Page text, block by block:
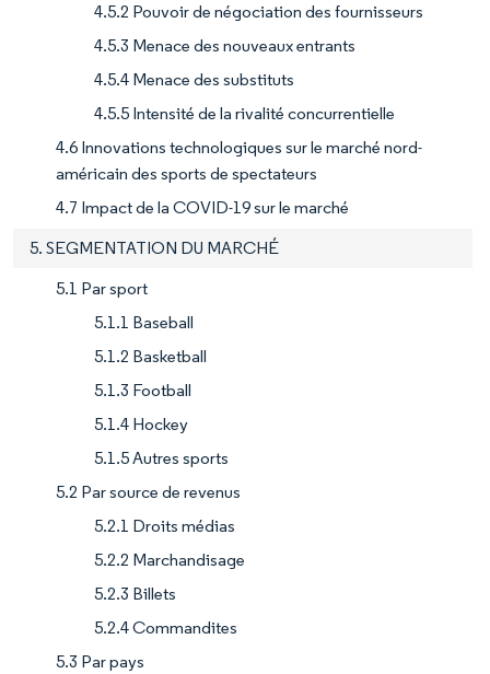
4.5.2 Pouvoir de négociation des fournisseurs
4.5.3 Menace des nouveaux entrants
4.5.4 Menace des substituts
4.5.5 Intensité de la rivalité concurrentielle
4.6 Innovations technologiques sur le marché nord-
américain des sports de spectateurs
4.7 Impact de la COVID-19 sur le marché
5. SEGMENTATION DU MARCHÉ
5.1 Par sport
5.1.1 Baseball
5.1.2 Basketball
5.1.3 Football
5.1.4 Hockey
5.1.5 Autres sports
5.2 Par source de revenus
5.2.1 Droits médias
5.2.2 Marchandisage
5.2.3 Billets
5.2.4 Commandites
5.3 Par pays